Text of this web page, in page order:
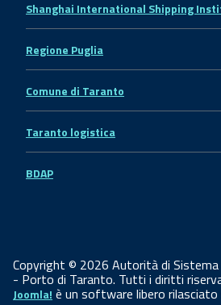
Shanghai International Shipping
Regione Puglia
Comune di Taranto
Taranto logistica
BDAP
Copyright © 2026 Autorità di
- Porto di Taranto. Tutti i diritti
Joomla! è un software libero